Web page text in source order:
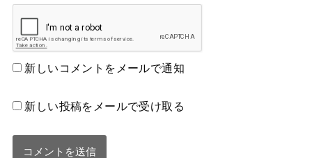
新しいコメントをメールで通知
新しい投稿をメールで受け取る